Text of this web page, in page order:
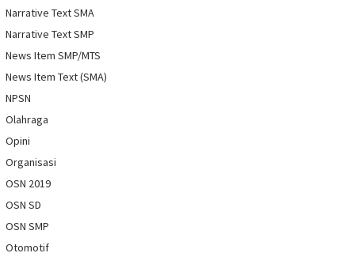
Narrative Text SMA
Narrative Text SMP
News Item SMP/MTS
News Item Text (SMA)
NPSN
Olahraga
Opini
Organisasi
OSN 2019
OSN SD
OSN SMP
Otomotif